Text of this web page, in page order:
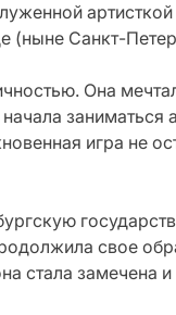
(ныне Санкт-
Она
заниматься
игра не
свое
стала замечена